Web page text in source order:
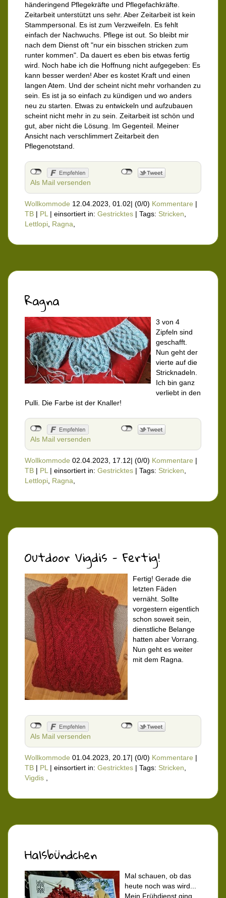
händeringend Pflegekräfte und Pflegefachkräfte.
Zeitarbeit unterstützt uns sehr. Aber Zeitarbeit ist kein
Stammpersonal. Es ist zum Verzweifeln. Es fehlt
einfach der Nachwuchs. Pflege ist out. So bleibt mir
nach dem Dienst oft "nur ein bisschen stricken zum
runter kommen". Da dauert es eben bis etwas fertig
wird. Noch habe ich die Hoffnung nicht aufgegeben: Es
kann besser werden! Aber es kostet Kraft und einen
langen Atem. Und der scheint nicht mehr vorhanden zu
sein. Es ist ja so einfach zu kündigen und wo anders
neu zu starten. Etwas zu entwickeln und aufzubauen
scheint nicht mehr in zu sein. Zeitarbeit ist schön und
gut, aber nicht die Lösung. Im Gegenteil. Meiner
Ansicht nach verschlimmert Zeitarbeit den
Pflegenotstand.
Als Mail versenden
Wollkommode 12.04.2023, 01.02| (0/0) Kommentare |
TB | PL| einsortiert in: Gestricktes | Tags: Stricken,
Lettlopi, Ragna,
Ragna
3 von 4
Zipfeln sind
geschafft.
Nun geht der
vierte auf die
Stricknadeln.
Ich bin ganz
verliebt in den
Pulli. Die Farbe ist der Knaller!
Als Mail versenden
Wollkommode 02.04.2023, 17.12| (0/0) Kommentare |
TB | PL| einsortiert in: Gestricktes | Tags: Stricken,
Lettlopi, Ragna,
Outdoor Vigdis - Fertig!
Fertig! Gerade die
letzten Fäden
vernäht. Sollte
vorgestern eigentlich
schon soweit sein,
dienstliche Belange
hatten aber Vorrang.
Nun geht es weiter
mit dem Ragna.
Als Mail versenden
Wollkommode 01.04.2023, 20.17| (0/0) Kommentare |
TB | PL| einsortiert in: Gestricktes | Tags: Stricken,
Vigdis ,
Halsbündchen
Mal schauen, ob das
heute noch was wird...
Mein Frühdienst ging